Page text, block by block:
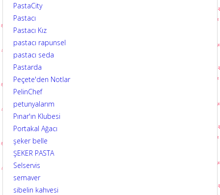
PastaCity
Pastacı
Pastacı Kız
pastacı rapunsel
pastacı seda
Pastarda
Peçete'den Notlar
PelinChef
petunyalarım
Pınar'ın Klubesi
Portakal Ağacı
şeker belle
ŞEKER PASTA
Selservis
semaver
sibelin kahvesi